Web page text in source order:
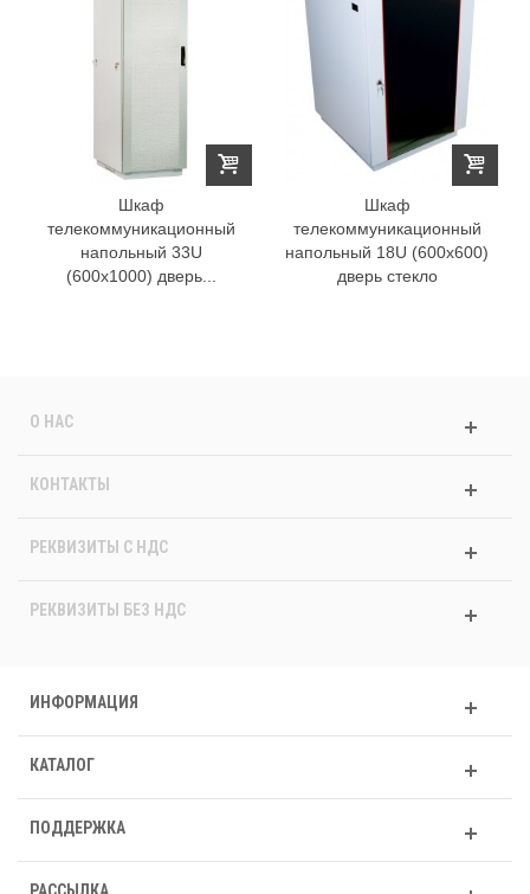
Шкаф
телекоммуникационный
напольный 33U
(600x1000) дверь...
Шкаф
телекоммуникационный
напольный 18U (600x600)
дверь стекло
О НАС
КОНТАКТЫ
РЕКВИЗИТЫ C НДС
РЕКВИЗИТЫ БЕЗ НДС
ИНФОРМАЦИЯ
КАТАЛОГ
ПОДДЕРЖКА
РАССЫЛКА